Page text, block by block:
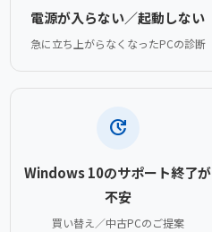
電源が入らない／起動しない
急に立ち上がらなくなったPCの診断
update
Windows 10のサポート終了が
不安
買い替え／中古PCのご提案